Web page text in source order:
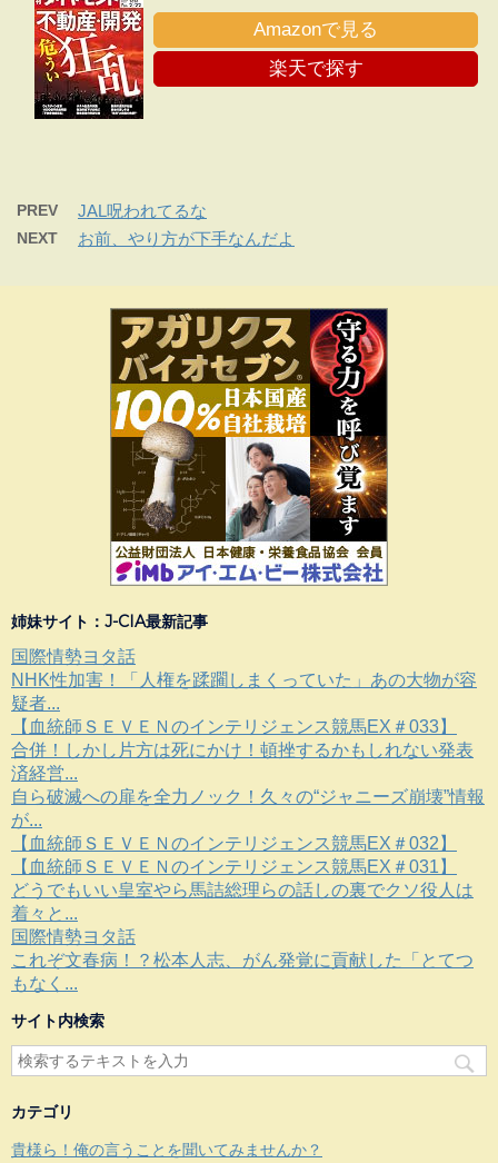
Amazonで見る
楽天で探す
PREV JAL呪われてるな
NEXT お前、やり方が下手なんだよ
姉妹サイト：J-CIA最新記事
国際情勢ヨタ話
NHK性加害！「人権を蹂躙しまくっていた」あの大物が容
疑者...
【血統師ＳＥＶＥＮのインテリジェンス競馬EX＃033】
合併！しかし片方は死にかけ！頓挫するかもしれない発表
済経営...
自ら破滅への扉を全力ノック！久々の“ジャニーズ崩壊”情報
が...
【血統師ＳＥＶＥＮのインテリジェンス競馬EX＃032】
【血統師ＳＥＶＥＮのインテリジェンス競馬EX＃031】
どうでもいい皇室やら馬詰総理らの話しの裏でクソ役人は
着々と...
国際情勢ヨタ話
これぞ文春病！？松本人志、がん発覚に貢献した「とてつ
もなく...
サイト内検索
カテゴリ
貴様ら！俺の言うことを聞いてみませんか？